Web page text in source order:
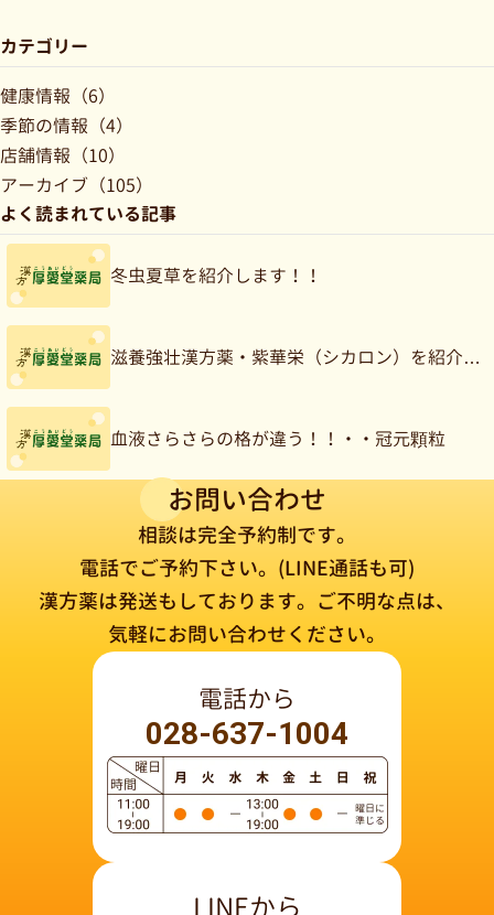
カテゴリー
健康情報（6）
季節の情報（4）
店舗情報（10）
アーカイブ（105）
よく読まれている記事
冬虫夏草を紹介します！！
滋養強壮漢方薬・紫華栄（シカロン）を紹介…
血液さらさらの格が違う！！・・冠元顆粒
お問い合わせ
相談は完全予約制です。
電話でご予約下さい。(LINE通話も可)
漢方薬は発送もしております。 ご不明な点は、
気軽にお問い合わせください。
電話から
028-637-1004
LINEから